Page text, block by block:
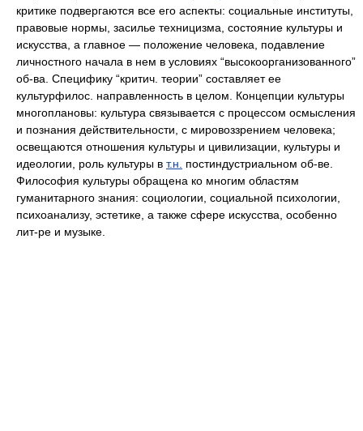
критике подвергаются все его аспекты: социальные институты,
правовые нормы, засилье техницизма, состояние культуры и
искусства, а главное — положение человека, подавление
личностного начала в нем в условиях “высокоорганизованного”
об-ва. Специфику “критич. теории” составляет ее
культурфилос. направленность в целом. Концепции культуры
многоплановы: культура связывается с процессом осмысления
и познания действительности, с мировоззрением человека;
освещаются отношения культуры и цивилизации, культуры и
идеологии, роль культуры в т.н.
постиндустриальном об-ве.
Философия культуры обращена ко многим областям
гуманитарного знания: социологии, социальной психологии,
психоанализу, эстетике, а также сфере искусства, особенно
лит-ре и музыке.